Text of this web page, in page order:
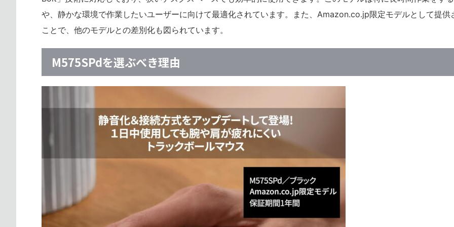
や、静かな環境で作業したいユーザーに向けて最適化されています。また、Amazon.co.jp限定モデルとして提供
ことで、他のモデルとの差別化も図られています。
M575SPdを選ぶべき理由